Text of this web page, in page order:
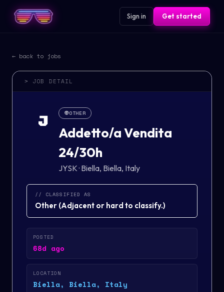
Sign in Get started
← back to jobs
> JOB DETAIL
J 👽OTHER
Addetto/a Vendita
24/30h
JYSK· Biella, Biella, Italy
// CLASSIFIED AS
Other (Adjacent or hard to classify.)
POSTED
68d ago
LOCATION
Biella, Biella, Italy